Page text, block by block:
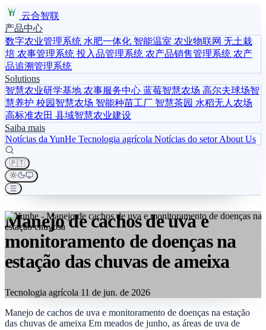
云合智联
产品中心
数字农业管理系统 水肥一体化 智能温室 农业物联网 无土栽
培 农事管理系统 投入品管理系统 农产品销售管理系统 农产
品追溯管理系统
Solutions
智慧农业研学基地 农事服务中心 蓝莓智慧农场 高尔夫球场智
慧养护 校园智慧农场 智能种苗工厂 智慧茶园 水稻无人农场
高标准农田 县域智慧农业建设
Saiba mais
Notícias da YunHe Tecnologia agrícola Notícias do setorAbout Us
🇵🇹
Manejo de cachos de uva e
monitoramento de doenças na
estação das chuvas de ameixa
Tecnologia agrícola 11 de jun. de 2026
Manejo de cachos de uva e monitoramento de doenças na estação
das chuvas de ameixa Em meados de junho, as áreas de uva de